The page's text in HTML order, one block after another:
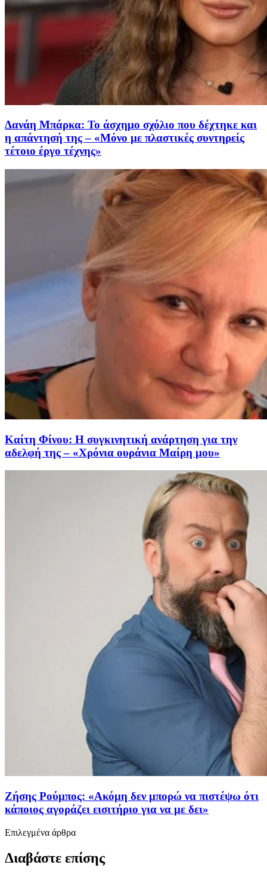
Δανάη Μπάρκα: Το άσχημο σχόλιο που δέχτηκε και
η απάντησή της – «Μόνο με πλαστικές συντηρείς
τέτοιο έργο τέχνης»
Καίτη Φίνου: Η συγκινητική ανάρτηση για την
αδελφή της – «Χρόνια ουράνια Μαίρη μου»
Ζήσης Ρούμπος: «Ακόμη δεν μπορώ να πιστέψω ότι
κάποιος αγοράζει εισιτήριο για να με δει»
Επιλεγμένα άρθρα
Διαβάστε επίσης